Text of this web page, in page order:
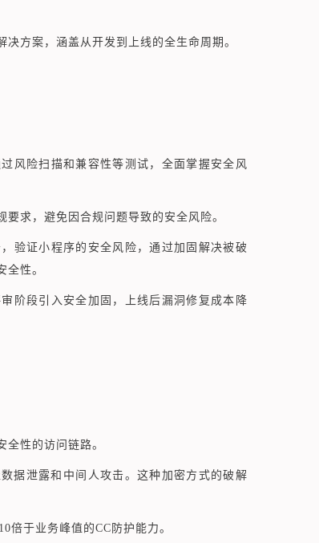
方案，涵盖从开发到上线的全生命周期。
风险扫描和兼容性等测试，全面掌握安全风
求，避免因合规问题导致的安全风险。
验证小程序的安全风险，通过加固解决被破
性。
阶段引入安全加固，上线后漏洞修复成本降
全性的访问链路。
据泄露和中间人攻击。这种加密方式的破解
倍于业务峰值的CC防护能力。